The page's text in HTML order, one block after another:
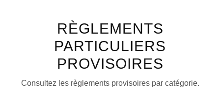
RÈGLEMENTS
PARTICULIERS
PROVISOIRES
Consultez les règlements provisoires par catégorie.